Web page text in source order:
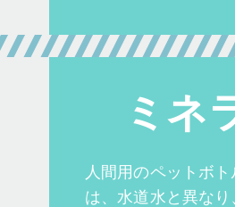
ミネ
人間用のペットボ
は、水道水と異な